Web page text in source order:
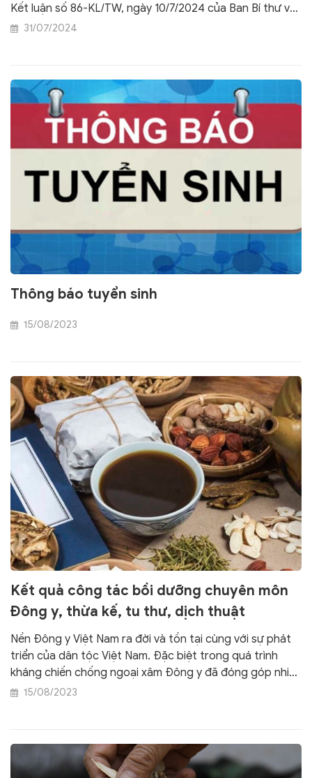
Kết luận số 86-KL/TW, ngày 10/7/2024 của Ban Bí thư về
phát triển nền Y học cổ truyền Việt Nam và Hội Đông y
31/07/2024
Thông báo tuyển sinh
15/08/2023
Kết quả công tác bồi dưỡng chuyên môn
Đông y, thừa kế, tu thư, dịch thuật
Nền Đông y Việt Nam ra đời và tồn tại cùng với sự phát
triển của dân tộc Việt Nam. Đặc biệt trong quá trình
kháng chiến chống ngoại xâm Đông y đã đóng góp nhiều
công sức trong chăm sóc, bảo vệ sức khỏe cho quân và
15/08/2023